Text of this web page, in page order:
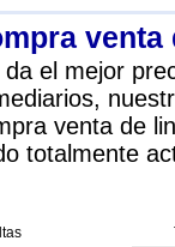
el mejor
venta de
totalmente